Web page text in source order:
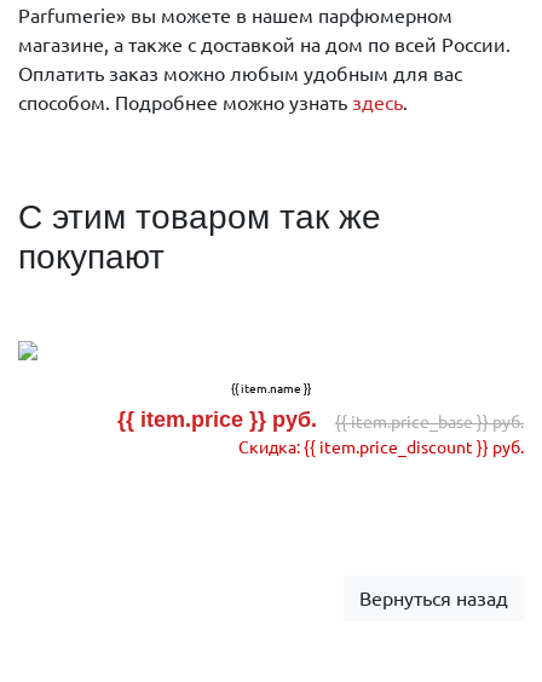
Parfumerie» вы можете в нашем парфюмерном
магазине, а также с доставкой на дом по всей России.
Оплатить заказ можно любым удобным для вас
способом. Подробнее можно узнать здесь.
С этим товаром так же
покупают
{{ item.name }}
{{ item.price }} руб.
{{ item.price_base }} руб.
Скидка: {{ item.price_discount }} руб.
Вернуться назад